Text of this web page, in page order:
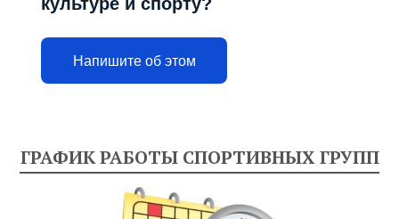
Напишите об этом
ГРАФИК РАБОТЫ СПОРТИВНЫХ ГРУПП